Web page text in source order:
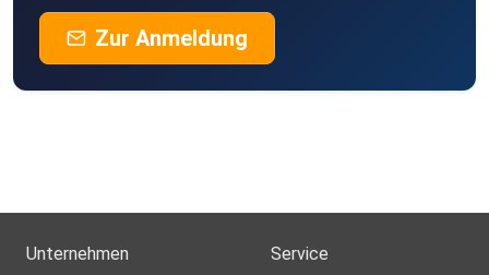
Zur Anmeldung
Unternehmen Service